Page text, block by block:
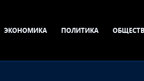
ЭКОНОМИКА ПОЛИТИКА